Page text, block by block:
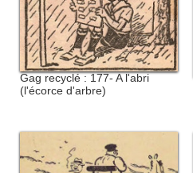
Gag recyclé : 177- A l'abri
(l'écorce d'arbre)